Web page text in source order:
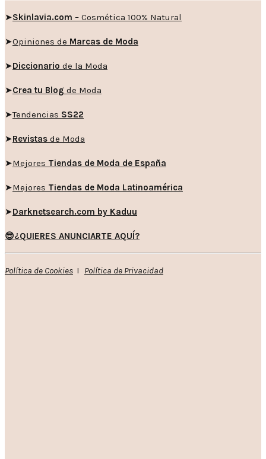
➤Skinlavia.com – Cosmética 100% Natural
➤Opiniones de Marcas de Moda
➤Diccionario de la Moda
➤Crea tu Blog de Moda
➤Tendencias SS22
➤Revistas de Moda
➤Mejores Tiendas de Moda de España
➤Mejores Tiendas de Moda Latinoamérica
➤Darknetsearch.com by Kaduu
😎¿QUIERES ANUNCIARTE AQUÍ?
Política de Cookies I Política de Privacidad